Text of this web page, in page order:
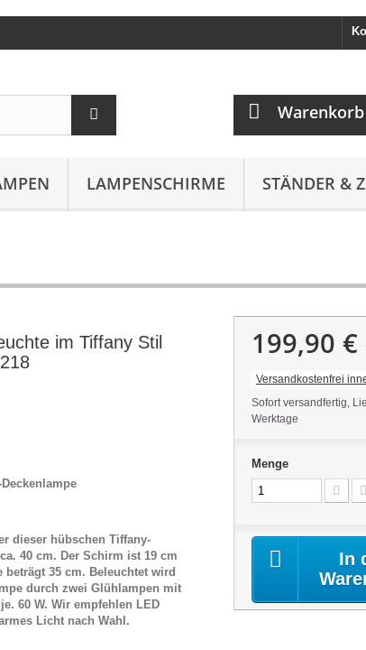
Warenkorb
LAMPENSCHIRME STÄNDER &
im Tiffany Stil
dieser hübschen Tiffany-
40 cm. Der Schirm ist 19 cm
beträgt 35 cm. Beleuchtet wird
durch zwei Glühlampen mit
60 W. Wir empfehlen LED
Licht nach Wahl.
199,90 €
Versandkostenfrei
Sofort versandfertig,
Werktage
Menge
In